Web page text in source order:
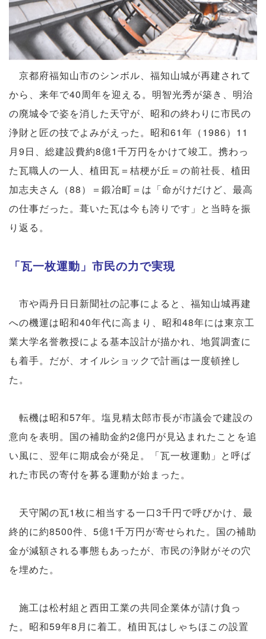
京都府福知山市のシンボル、福知山城が再建されて
から、来年で40周年を迎える。明智光秀が築き、明治
の廃城令で姿を消した天守が、昭和の終わりに市民の
浄財と匠の技でよみがえった。昭和61年（1986）11
月9日、総建設費約8億1千万円をかけて竣工。携わっ
た瓦職人の一人、植田瓦＝桔梗が丘＝の前社長、植田
加志夫さん（88）＝鍛冶町＝は「命がけだけど、最高
の仕事だった。葺いた瓦は今も誇りです」と当時を振
り返る。
「瓦一枚運動」市民の力で実現
市や両丹日日新聞社の記事によると、福知山城再建
への機運は昭和40年代に高まり、昭和48年には東京工
業大学名誉教授による基本設計が描かれ、地質調査に
も着手。だが、オイルショックで計画は一度頓挫し
た。
転機は昭和57年。塩見精太郎市長が市議会で建設の
意向を表明。国の補助金約2億円が見込まれたことを追
い風に、翌年に期成会が発足。「瓦一枚運動」と呼ば
れた市民の寄付を募る運動が始まった。
天守閣の瓦1枚に相当する一口3千円で呼びかけ、最
終的に約8500件、5億1千万円が寄せられた。国の補助
金が減額される事態もあったが、市民の浄財がその穴
を埋めた。
施工は松村組と西田工業の共同企業体が請け負っ
た。昭和59年8月に着工。植田瓦はしゃちほこの設置